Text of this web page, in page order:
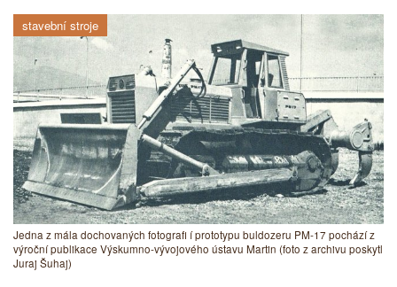
stavební stroje
Jedna z mála dochovaných fotografi í prototypu buldozeru PM-17 pochází z
výroční publikace Výskumno-vývojového ústavu Martin (foto z archivu poskytl
Juraj Šuhaj)